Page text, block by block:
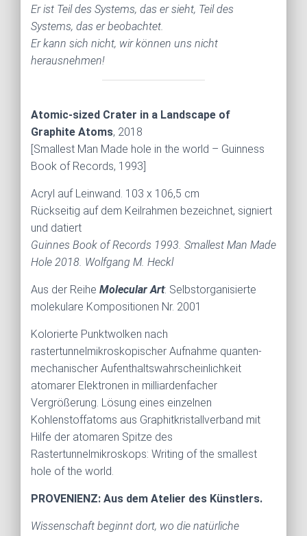
Er ist Teil des Systems, das er sieht, Teil des
Systems, das er beobachtet.
Er kann sich nicht, wir können uns nicht
herausnehmen!
Atomic-sized Crater in a Landscape of
Graphite Atoms, 2018
[Smallest Man Made hole in the world – Guinness
Book of Records, 1993]
Acryl auf Leinwand. 103 x 106,5 cm
Rückseitig auf dem Keilrahmen bezeichnet, signiert
und datiert
Guinnes Book of Records 1993. Smallest Man Made
Hole 2018. Wolfgang M. Heckl
Aus der Reihe Molecular Art: Selbstorganisierte
molekulare Kompositionen Nr. 2001
Kolorierte Punktwolken nach
rastertunnelmikroskopischer Aufnahme quanten-
mechanischer Aufenthaltswahrscheinlichkeit
atomarer Elektronen in milliardenfacher
Vergrößerung. Lösung eines einzelnen
Kohlenstoffatoms aus Graphitkristallverband mit
Hilfe der atomaren Spitze des
Rastertunnelmikroskops: Writing of the smallest
hole of the world.
PROVENIENZ: Aus dem Atelier des Künstlers.
Wissenschaft beginnt dort, wo die natürliche